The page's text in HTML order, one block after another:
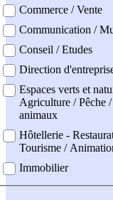
Commerce / Vente
Communication /
Conseil / Etudes
Direction
Espaces verts et
Agriculture / Pêche
animaux
Hôtellerie -
Tourisme /
Immobilier